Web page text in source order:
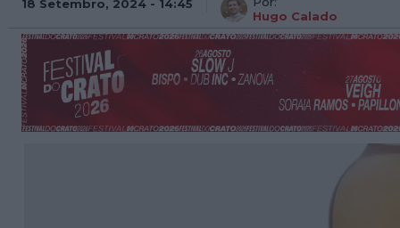
18 Setembro, 2024 - 14:45
Hugo Calado